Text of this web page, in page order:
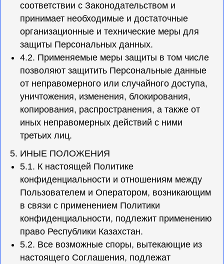
соответствии с Законодательством и
принимает необходимые и достаточные
организационные и технические меры для
защиты Персональных данных.
4.2. Применяемые меры защиты в том числе
позволяют защитить Персональные данные
от неправомерного или случайного доступа,
уничтожения, изменения, блокирования,
копирования, распространения, а также от
иных неправомерных действий с ними
третьих лиц.
5. ИНЫЕ ПОЛОЖЕНИЯ
5.1. К настоящей Политике
конфиденциальности и отношениям между
Пользователем и Оператором, возникающим
в связи с применением Политики
конфиденциальности, подлежит применению
право Республики Казахстан.
5.2. Все возможные споры, вытекающие из
настоящего Соглашения, подлежат